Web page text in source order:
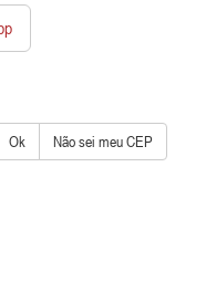
Ok Não sei meu CEP